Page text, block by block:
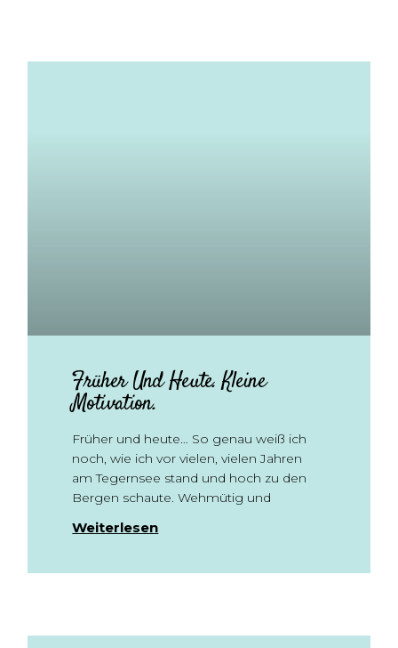
Früher Und Heute. Kleine
Motivation.
Früher und heute… So genau weiß ich
noch, wie ich vor vielen, vielen Jahren
am Tegernsee stand und hoch zu den
Bergen schaute. Wehmütig und
Weiterlesen